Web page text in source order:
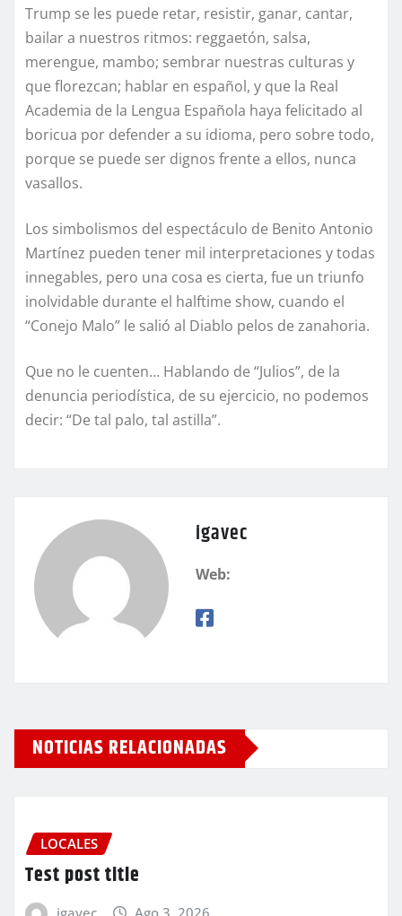
Trump se les puede retar, resistir, ganar, cantar,
bailar a nuestros ritmos: reggaetón, salsa,
merengue, mambo; sembrar nuestras culturas y
que florezcan; hablar en español, y que la Real
Academia de la Lengua Española haya felicitado al
boricua por defender a su idioma, pero sobre todo,
porque se puede ser dignos frente a ellos, nunca
vasallos.
Los simbolismos del espectáculo de Benito Antonio
Martínez pueden tener mil interpretaciones y todas
innegables, pero una cosa es cierta, fue un triunfo
inolvidable durante el halftime show, cuando el
“Conejo Malo” le salió al Diablo pelos de zanahoria.
Que no le cuenten… Hablando de “Julios”, de la
denuncia periodística, de su ejercicio, no podemos
decir: “De tal palo, tal astilla”.
igavec
Web:
NOTICIAS RELACIONADAS
LOCALES
Test post title